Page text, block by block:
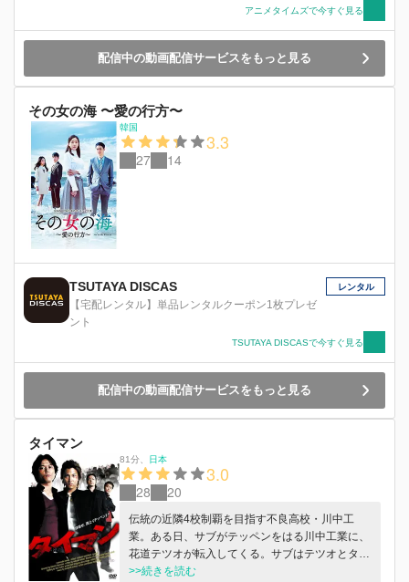
アニメタイムズで今すぐ見る
配信中の動画配信サービスをもっと見る
その女の海 〜愛の行方〜
韓国
3.3
27 14
TSUTAYA DISCAS
【宅配レンタル】単品レンタルクーポン1枚プレゼ
ント
レンタル
TSUTAYA DISCASで今すぐ見る
配信中の動画配信サービスをもっと見る
タイマン
81分 日本
3.0
28 20
伝統の近隣4校制覇を目指す不良高校・川中工
業。ある日、サブがテッペンをはる川中工業に、
花道テツオが転入してくる。サブはテツオとタイ
マンに及び、これをきっかけに2人に友情が芽生
>>続きを読む